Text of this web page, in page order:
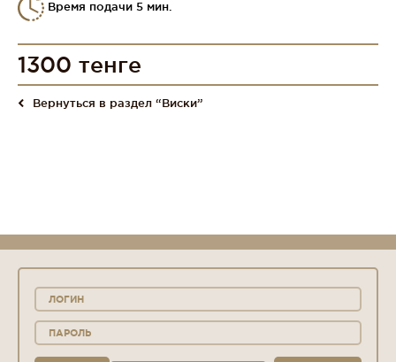
Время подачи 5 мин.
1300 тенге
Вернуться в раздел “Виски”